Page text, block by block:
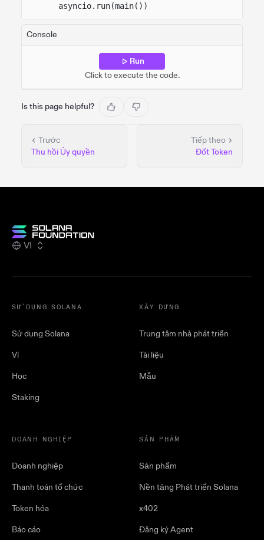
asyncio.run(main())
Console
Run
Click to execute the code.
Is this page helpful?
Trước
Thu hồi Ủy quyền
Tiếp theo
Đốt Token
VI
SỬ DỤNG SOLANA
Sử dụng Solana
Ví
Học
Staking
XÂY DỰNG
Trung tâm nhà phát triển
Tài liệu
Mẫu
DOANH NGHIỆP
Doanh nghiệp
Thanh toán tổ chức
Token hóa
Báo cáo
SẢN PHẨM
Sản phẩm
Nền tảng Phát triển Solana
x402
Đăng ký Agent